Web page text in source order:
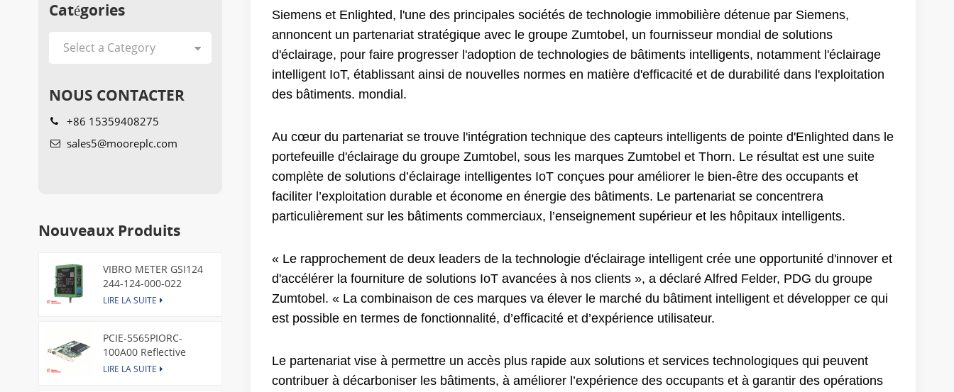
Siemens et Enlighted, l'une des principales sociétés de technologie immobilière détenue par Siemens,
annoncent un partenariat stratégique avec le groupe Zumtobel, un fournisseur mondial de solutions
d'éclairage, pour faire progresser l'adoption de technologies de bâtiments intelligents, notamment l'éclairage
intelligent IoT, établissant ainsi de nouvelles normes en matière d'efficacité et de durabilité dans l'exploitation
des bâtiments. mondial.
Au cœur du partenariat se trouve l'intégration technique des capteurs intelligents de pointe d'Enlighted dans le
portefeuille d'éclairage du groupe Zumtobel, sous les marques Zumtobel et Thorn. Le résultat est une suite
complète de solutions d’éclairage intelligentes IoT conçues pour améliorer le bien-être des occupants et
faciliter l’exploitation durable et économe en énergie des bâtiments. Le partenariat se concentrera
particulièrement sur les bâtiments commerciaux, l’enseignement supérieur et les hôpitaux intelligents.
« Le rapprochement de deux leaders de la technologie d'éclairage intelligent crée une opportunité d'innover et
d'accélérer la fourniture de solutions IoT avancées à nos clients », a déclaré Alfred Felder, PDG du groupe
Zumtobel. « La combinaison de ces marques va élever le marché du bâtiment intelligent et développer ce qui
est possible en termes de fonctionnalité, d’efficacité et d’expérience utilisateur.
Le partenariat vise à permettre un accès plus rapide aux solutions et services technologiques qui peuvent
contribuer à décarboniser les bâtiments, à améliorer l’expérience des occupants et à garantir des opérations
Catégories
NOUS CONTACTER
+86 15359408275
sales5@mooreplc.com
Nouveaux Produits
VIBRO METER GSI124
244-124-000-022
Piezoelectric Pressure
LIRE LA SUITE
PCIE-5565PIORC-
100A00 Reflective
Memory PCI Express
LIRE LA SUITE